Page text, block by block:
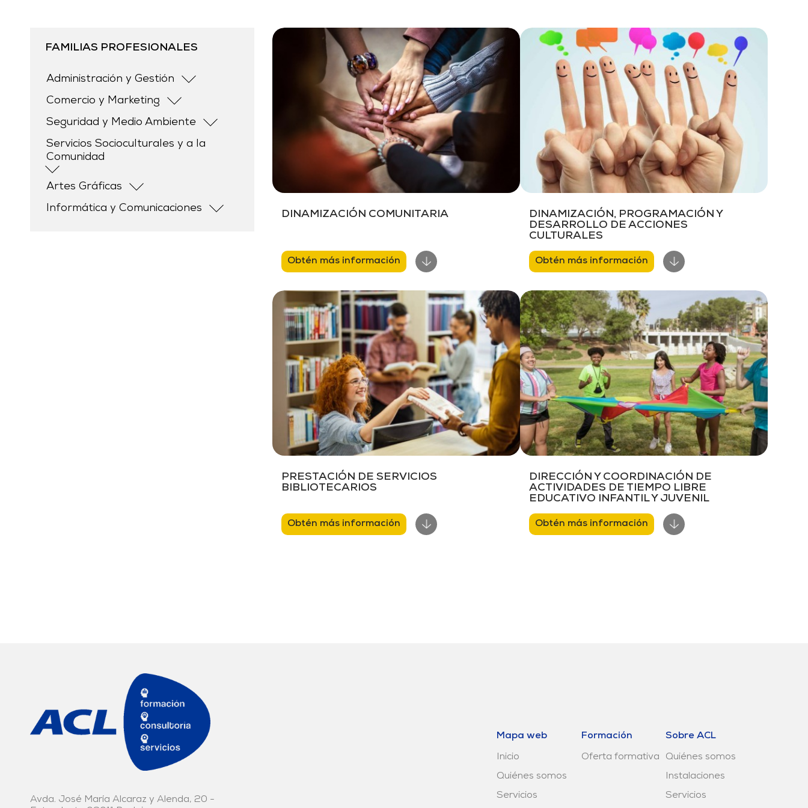
FAMILIAS PROFESIONALES
Administración y Gestión
Gestión de la Información y
Comunicación
Administración y Auditoría
Comercio y Marketing
Logística Comercial y Gestión del
Transporte
Compraventa
Seguridad y Medio Ambiente
Gestión Ambiental
Servicios Socioculturales y a la
Comunidad
Actividades Culturales y
Formación y educación
Artes Gráficas
Edición
Informática y Comunicaciones
DINAMIZACIÓN COMUNITARIA
Obtén más información
DINAMIZACIÓN, PROGRAMACIÓN Y
DESARROLLO DE ACCIONES
CULTURALES
Obtén más información
PRESTACIÓN DE SERVICIOS
BIBLIOTECARIOS
Obtén más información
DIRECCIÓN Y COORDINACIÓN DE
ACTIVIDADES DE TIEMPO LIBRE
EDUCATIVO INFANTIL Y JUVENIL
Obtén más información
Avda. José María Alcaraz y Alenda, 20 -
Mapa web
Inicio
Quiénes somos
Servicios
Formación
Oferta formativa
Sobre ACL
Quiénes somos
Instalaciones
Servicios